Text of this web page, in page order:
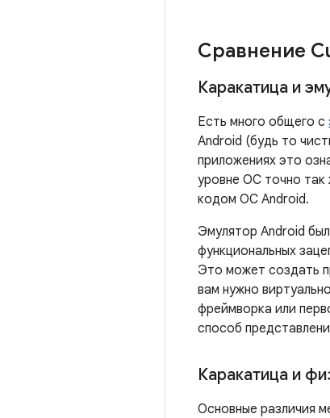
Сравнение
Каракатица и
Есть много общего с
Android (будь то
приложениях это
уровне ОС точно так
кодом ОС Android.
Эмулятор Android
функциональных
Это может создать
вам нужно
фреймворка или
способ
Каракатица и
Основные различия